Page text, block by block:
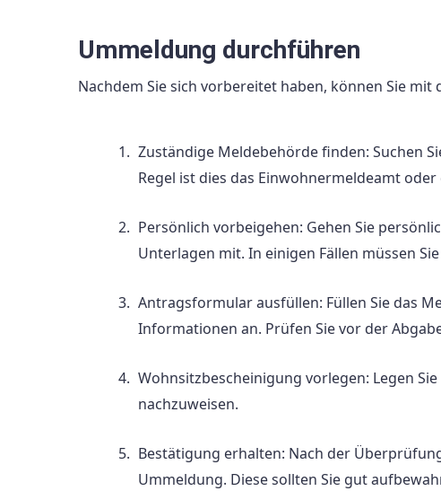
Ummeldung durchführen
Nachdem Sie sich vorbereitet haben, können Sie
Zuständige Meldebehörde finden: Suchen
Regel ist dies das Einwohnermeldeamt
Persönlich vorbeigehen: Gehen Sie
Unterlagen mit. In einigen Fällen müssen
Antragsformular ausfüllen: Füllen Sie das
Informationen an. Prüfen Sie vor der
Wohnsitzbescheinigung vorlegen: Legen
nachzuweisen.
Bestätigung erhalten: Nach der
Ummeldung. Diese sollten Sie gut